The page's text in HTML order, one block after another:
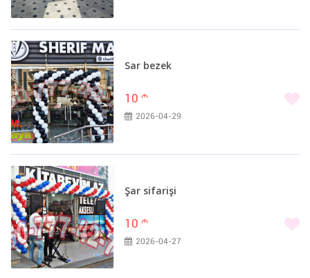
iPhone 13 (0)
iPhone 13 mini (0)
iPhone 14 (0)
iPhone 14 Plus (0)
iPhone 14 Pro (0)
iPhone 14 Pro Max (0)
iPhone 15 (0)
iPhone 15 Plus (0)
iPhone 12 mini (0)
Sar bezek
10 m
2026-04-29
Şar sifarişi
10 m
2026-04-27